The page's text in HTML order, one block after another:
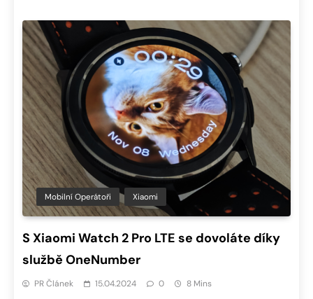
Mobilní Operátoři Xiaomi
S Xiaomi Watch 2 Pro LTE se dovoláte díky
službě OneNumber
PR Článek 15.04.2024 0 8 Mins